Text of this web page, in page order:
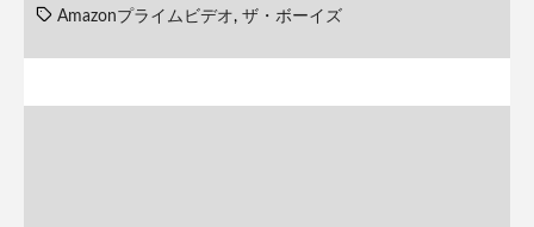
Amazonプライムビデオ, ザ・ボーイズ